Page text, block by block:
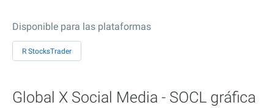
Disponible para las plataformas
R StocksTrader
Global X Social Media - SOCL gráfica